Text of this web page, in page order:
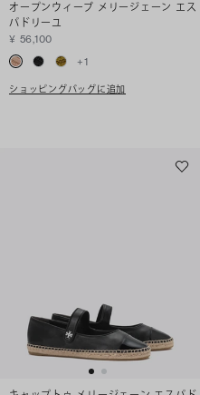
オープンウィーブ メリージェーン エス
パドリーユ
¥ 56,100
+1
ショッピングバッグに追加